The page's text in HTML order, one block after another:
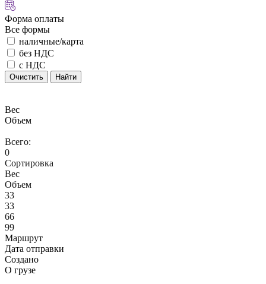
Форма оплаты
Все формы
наличные/карта
без НДС
с НДС
Очистить Найти
Вес
Объем
Всего:
0
Сортировка
Вес
Объем
33
33
66
99
Маршрут
Дата отправки
Создано
О грузе